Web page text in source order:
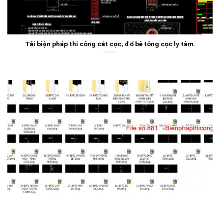
Tải biện pháp thi công cắt cọc, đổ bê tông cọc ly tâm.